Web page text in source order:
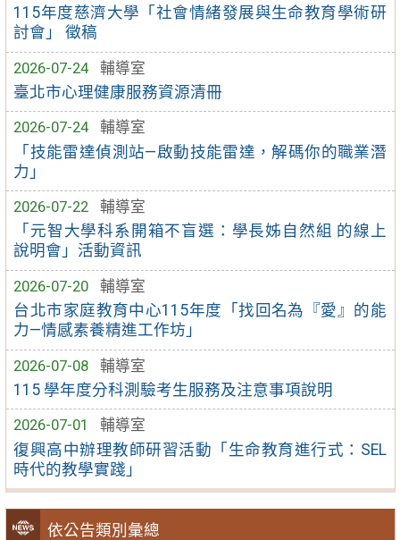
115年度慈濟大學「社會情緒發展與生命教育學術研
討會」 徵稿
2026-07-24
輔導室
臺北市心理健康服務資源清冊
2026-07-24
輔導室
「技能雷達偵測站—啟動技能雷達，解碼你的職業潛
力」
2026-07-22
輔導室
「元智大學科系開箱不盲選：學長姊自然組 的線上
說明會」活動資訊
2026-07-20
輔導室
台北市家庭教育中心115年度「找回名為『愛』的能
力—情感素養精進工作坊」
2026-07-08
輔導室
115 學年度分科測驗考生服務及注意事項說明
2026-07-01
輔導室
復興高中辦理教師研習活動「生命教育進行式：SEL
時代的教學實踐」
依公告類別彙總